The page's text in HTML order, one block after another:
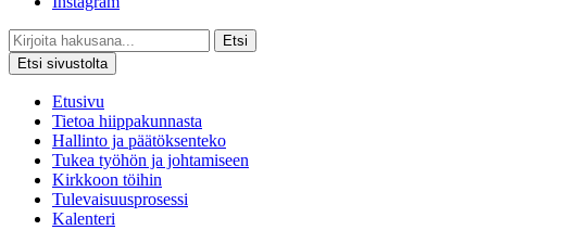
Etsi
Etsi sivustolta
Etusivu
Tietoa hiippakunnasta
Hallinto ja päätöksenteko
Tukea työhön ja johtamiseen
Kirkkoon töihin
Tulevaisuusprosessi
Kalenteri